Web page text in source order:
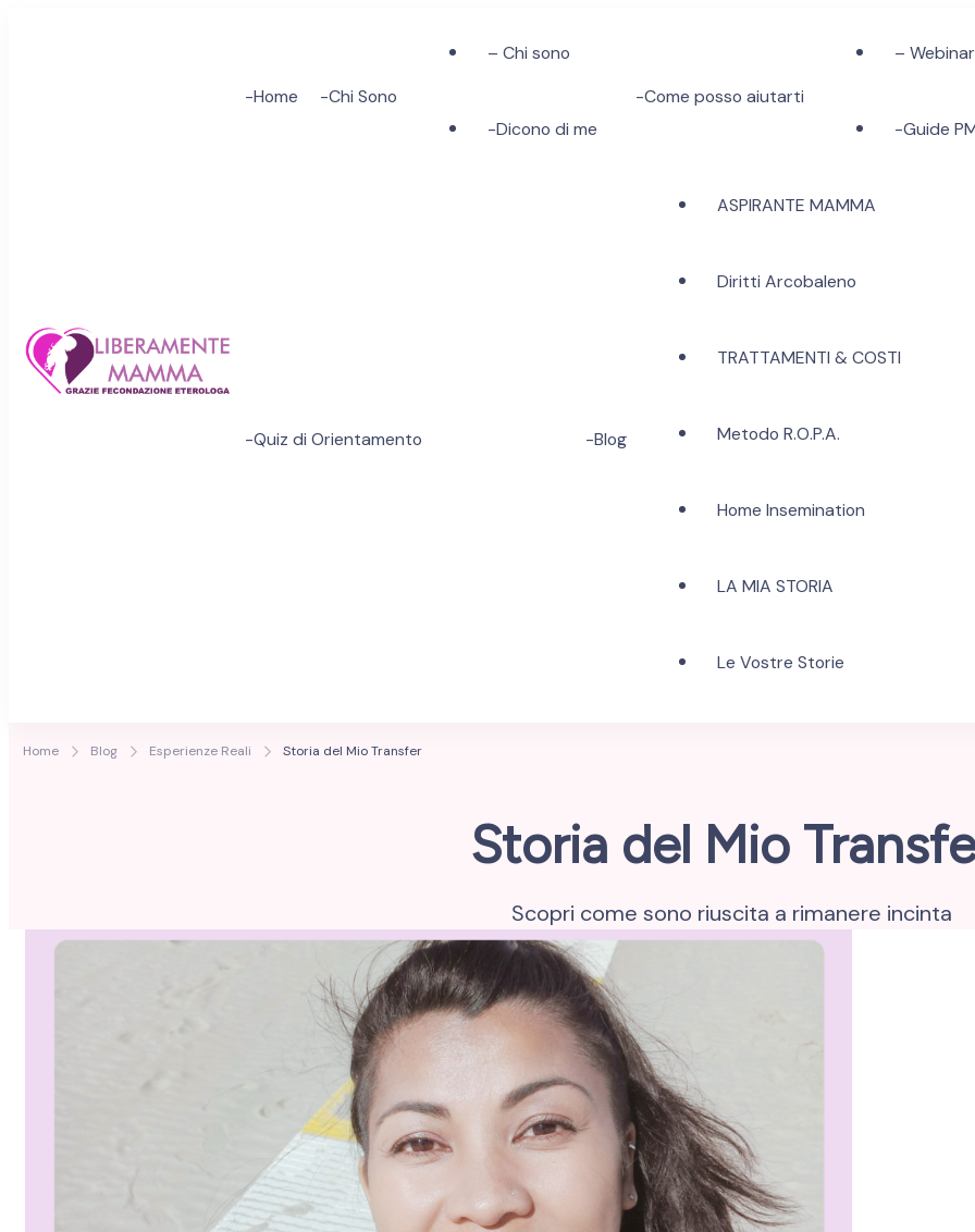
maternità!
-Home -Chi Sono
– Chi sono
-Dicono di me
-Come posso aiutarti
– Webinar
-Guide
-Quiz di Orientamento -Blog
ASPIRANTE MAMMA
Diritti Arcobaleno
TRATTAMENTI & COSTI
Metodo R.O.P.A.
Home Insemination
LA MIA STORIA
Le Vostre Storie
Home Blog Esperienze Reali Storia del Mio Transfer
Storia del Mio
Scopri come sono riuscita a rimanere incinta